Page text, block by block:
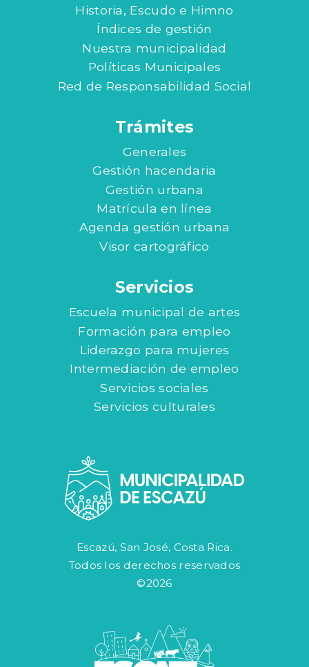
Historia, Escudo e Himno
Índices de gestión
Nuestra municipalidad
Políticas Municipales
Red de Responsabilidad Social
Trámites
Generales
Gestión hacendaria
Gestión urbana
Matrícula en línea
Agenda gestión urbana
Visor cartográfico
Servicios
Escuela municipal de artes
Formación para empleo
Liderazgo para mujeres
Intermediación de empleo
Servicios sociales
Servicios culturales
Escazú, San José, Costa Rica.
Todos los derechos reservados
©2026